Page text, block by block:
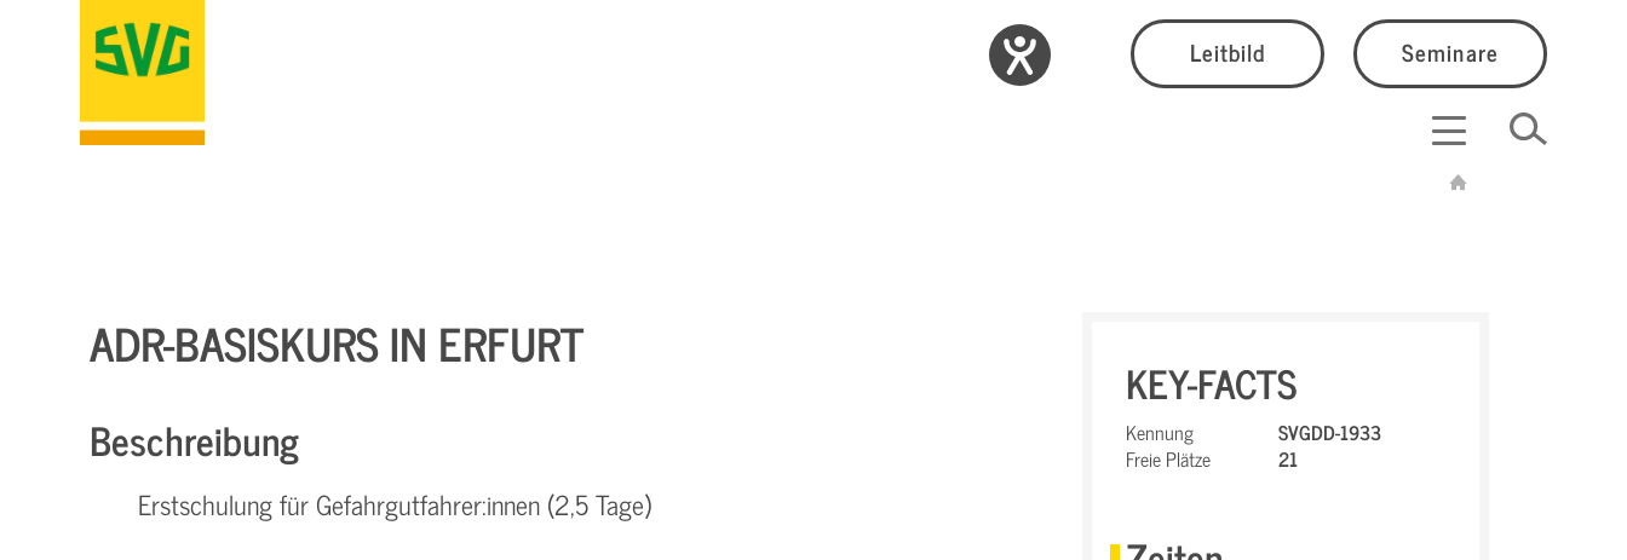
Leitbild Seminare
ADR-BASISKURS IN ERFURT
Beschreibung
Erstschulung für Gefahrgutfahrer:innen (2,5 Tage)
KEY-FACTS
Kennung
SVGDD-1933
Freie Plätze
21